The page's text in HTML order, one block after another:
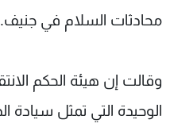
محادثات السلام في جنيف.
وقالت إن هيئة الحكم
الوحيدة التي تمثل سيادة